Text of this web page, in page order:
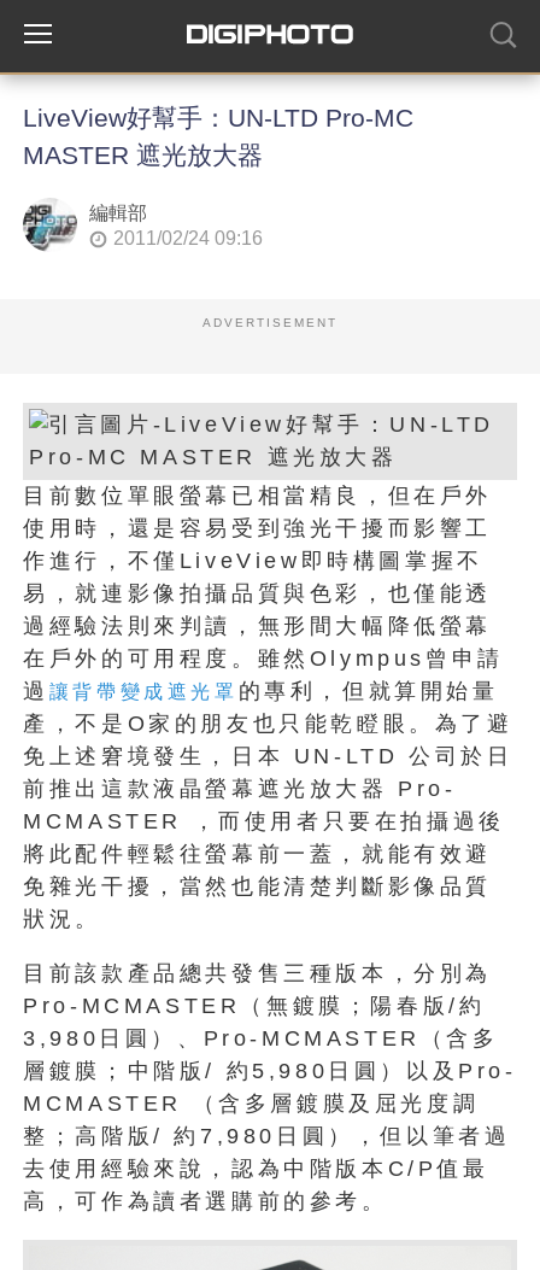
LiveView好幫手：UN-LTD Pro-MC
MASTER 遮光放大器
編輯部
2011/02/24 09:16
ADVERTISEMENT
目前數位單眼螢幕已相當精良，但在戶外
使用時，還是容易受到強光干擾而影響工
作進行，不僅LiveView即時構圖掌握不
易，就連影像拍攝品質與色彩，也僅能透
過經驗法則來判讀，無形間大幅降低螢幕
在戶外的可用程度。雖然Olympus曾申請
過 讓背帶變成遮光罩 的專利，但就算開始量
產，不是O家的朋友也只能乾瞪眼。為了避
免上述窘境發生，日本 UN-LTD 公司於日
前推出這款液晶螢幕遮光放大器 Pro-
MCMASTER ，而使用者只要在拍攝過後
將此配件輕鬆往螢幕前一蓋，就能有效避
免雜光干擾，當然也能清楚判斷影像品質
狀況。
目前該款產品總共發售三種版本，分別為
Pro-MCMASTER（無鍍膜；陽春版/約
3,980日圓）、Pro-MCMASTER（含多
層鍍膜；中階版/ 約5,980日圓）以及Pro-
MCMASTER （含多層鍍膜及屈光度調
整；高階版/ 約7,980日圓），但以筆者過
去使用經驗來說，認為中階版本C/P值最
高，可作為讀者選購前的參考。